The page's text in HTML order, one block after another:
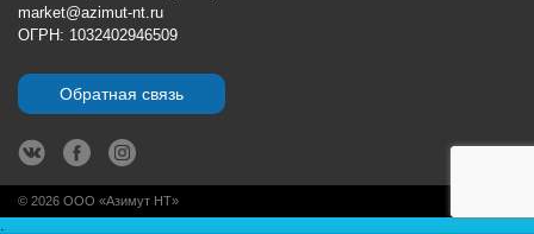
market@azimut-nt.ru
ОГРН: 1032402946509
Обратная связь
© 2026 ООО «Азимут НТ»
.